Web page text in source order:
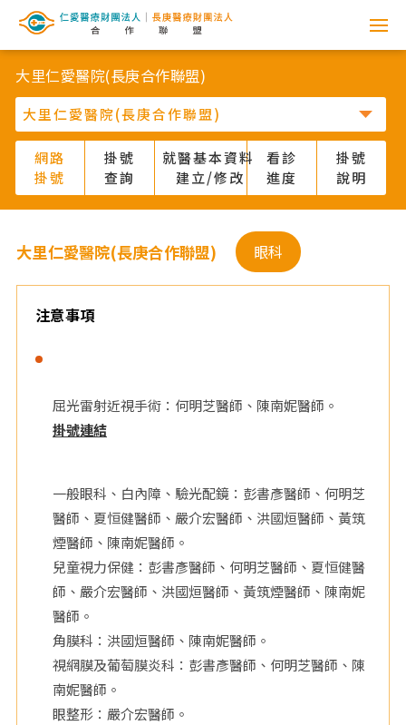
網
路
掛
號
系
統
-
仁
愛
大里仁愛醫院(長庚合作聯盟)
網路
掛號
掛號
查詢
就醫基本資料
建立/修改
看診
進度
掛號
說明
大里仁愛醫院(長庚合作聯盟) 眼科
注意事項
屈光雷射近視手術：何明芝醫師、陳南妮醫師。
掛號連結
一般眼科、白內障、驗光配鏡：彭書彥醫師、何明芝
醫師、夏恒健醫師、嚴介宏醫師、洪國烜醫師、黃筑
煙醫師、陳南妮醫師。
兒童視力保健：彭書彥醫師、何明芝醫師、夏恒健醫
師、嚴介宏醫師、洪國烜醫師、黃筑煙醫師、陳南妮
醫師。
角膜科：洪國烜醫師、陳南妮醫師。
視網膜及葡萄膜炎科：彭書彥醫師、何明芝醫師、陳
南妮醫師。
眼整形：嚴介宏醫師。